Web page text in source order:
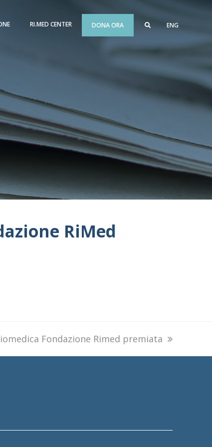
RI.MED CENTER DONA ORA ENG
RiMed
Fondazione Rimed premiata